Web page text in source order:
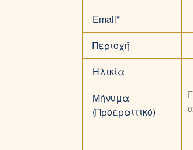
Email*
Περιοχή
Ηλικία
Μήνυμα
(Προεραιτικό)